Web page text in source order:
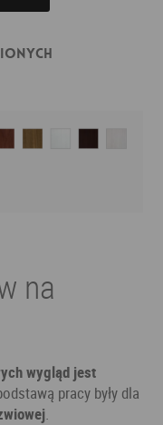
na
wygląd jest
pracy były dla
.